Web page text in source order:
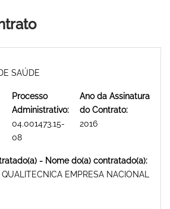
SAÚDE
Processo
Administrativo:
04.001473.15-
08
Ano da Assinatura
do Contrato:
2016
- Nome do(a) contratado(a):
EMPRESA NACIONAL